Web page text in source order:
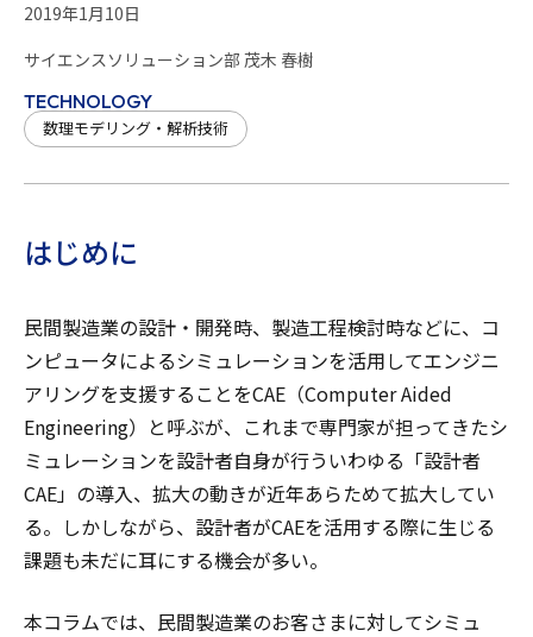
2019年1月10日
サイエンスソリューション部 茂木 春樹
TECHNOLOGY
数理モデリング・解析技術
はじめに
民間製造業の設計・開発時、製造工程検討時などに、コ
ンピュータによるシミュレーションを活用してエンジニ
アリングを支援することをCAE（Computer Aided
Engineering）と呼ぶが、これまで専門家が担ってきたシ
ミュレーションを設計者自身が行ういわゆる「設計者
CAE」の導入、拡大の動きが近年あらためて拡大してい
る。しかしながら、設計者がCAEを活用する際に生じる
課題も未だに耳にする機会が多い。
本コラムでは、民間製造業のお客さまに対してシミュ